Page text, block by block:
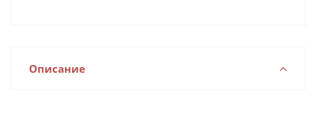
Описание